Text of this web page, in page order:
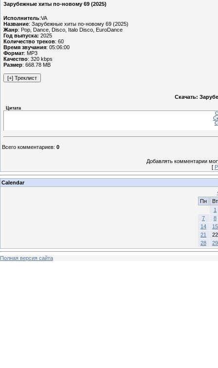
Зарубежные хиты по-новому 69 (2025)
Исполнитель:VA
Название: Зарубежные хиты по-новому 69 (2025)
Жанр: Pop, Dance, Disco, Italo Disco, EuroDance
Год выпуска: 2025
Количество треков: 60
Время звучания: 05:06:00
Формат: MP3
Качество: 320 kbps
Размер: 668.78 MB
Скачать:
Цитата
Всего комментариев: 0
Добавлять комментарии
[
Calendar
Пн
Вт
1
7
8
14
15
21
22
28
29
Полная версия сайта